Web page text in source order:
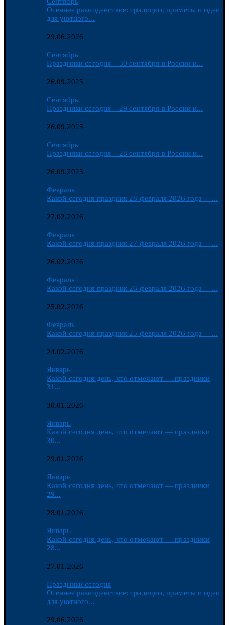
Осеннее равноденствие: традиции, приметы и идеи
для уютного...
29.06.2026
Сентябрь
Праздники сегодня – 30 сентября в России и...
26.09.2025
Сентябрь
Праздники сегодня – 29 сентября в России и...
26.09.2025
Сентябрь
Праздники сегодня – 28 сентября в России и...
26.09.2025
Февраль
Какой сегодня праздник 28 февраля 2026 года —...
27.02.2026
Февраль
Какой сегодня праздник 27 февраля 2026 года —...
26.02.2026
Февраль
Какой сегодня праздник 26 февраля 2026 года —...
25.02.2026
Февраль
Какой сегодня праздник 25 февраля 2026 года —...
24.02.2026
Январь
Какой сегодня день, что отмечают — праздники
31...
30.01.2026
Январь
Какой сегодня день, что отмечают — праздники
30...
29.01.2026
Январь
Какой сегодня день, что отмечают — праздники
29...
28.01.2026
Январь
Какой сегодня день, что отмечают — праздники
28...
27.01.2026
Праздники сегодня
Осеннее равноденствие: традиции, приметы и идеи
для уютного...
29.06.2026